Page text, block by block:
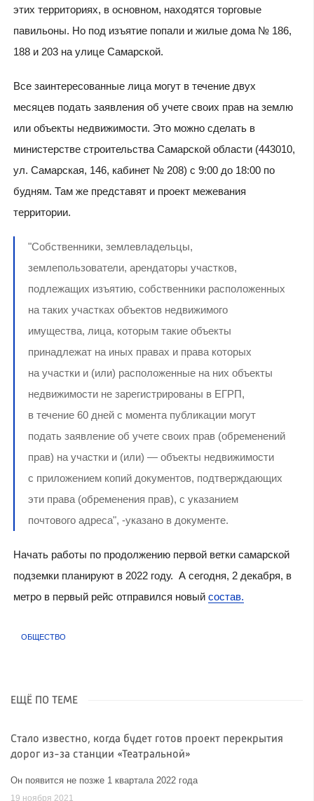
этих территориях, в основном, находятся торговые
павильоны. Но под изъятие попали и жилые дома № 186,
188 и 203 на улице Самарской.
Все заинтересованные лица могут в течение двух
месяцев подать заявления об учете своих прав на землю
или объекты недвижимости. Это можно сделать в
министерстве строительства Самарской области (443010,
ул. Самарская, 146, кабинет № 208) с 9:00 до 18:00 по
будням. Там же представят и проект межевания
территории.
"Собственники, землевладельцы,
землепользователи, арендаторы участков,
подлежащих изъятию, собственники расположенных
на таких участках объектов недвижимого
имущества, лица, которым такие объекты
принадлежат на иных правах и права которых
на участки и (или) расположенные на них объекты
недвижимости не зарегистрированы в ЕГРП,
в течение 60 дней с момента публикации могут
подать заявление об учете своих прав (обременений
прав) на участки и (или) — объекты недвижимости
с приложением копий документов, подтверждающих
эти права (обременения прав), с указанием
почтового адреса", -указано в документе.
Начать работы по продолжению первой ветки самарской
подземки планируют в 2022 году. А сегодня, 2 декабря, в
метро в первый рейс отправился новый состав.
ОБЩЕСТВО
ЕЩЁ ПО ТЕМЕ
Стало известно, когда будет готов проект перекрытия
дорог из-за станции «Театральной»
Он появится не позже 1 квартала 2022 года
19 ноября 2021